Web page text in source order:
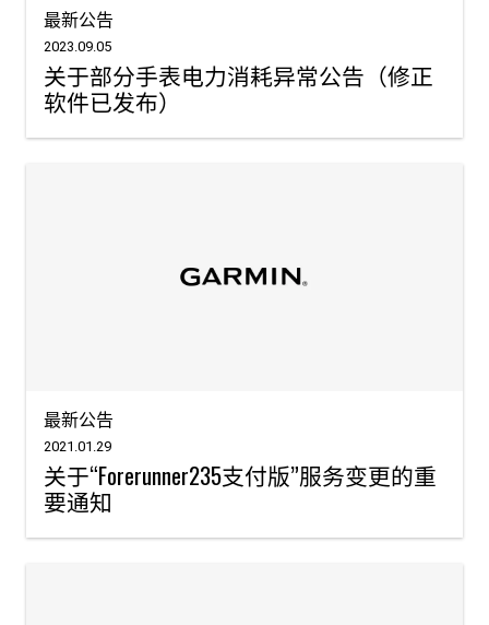
最新公告
2023.09.05
关于部分手表电力消耗异常公告（修正
软件已发布）
最新公告
2021.01.29
关于“Forerunner235支付版”服务变更的重
要通知